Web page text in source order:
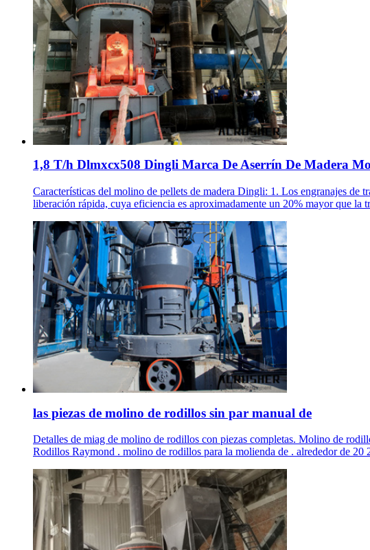
1,8 T/h Dlmxcx508 Dingli Marca De Aserrín De Madera
Características del molino de pellets de madera Dingli: 1. Los engranajes
liberación rápida, cuya eficiencia es aproximadamente un 20% mayor que la
las piezas de molino de rodillos sin par manual de
Detalles de miag de molino de rodillos con piezas completas. Molino de
Rodillos Raymond . molino de rodillos para la molienda de . alrededor de